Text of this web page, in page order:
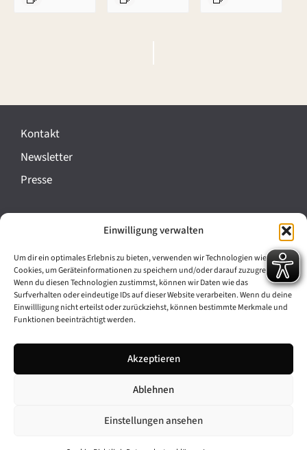
Einwilligung verwalten
Um dir ein optimales Erlebnis zu bieten, verwenden wir Technologien wie
Cookies, um Geräteinformationen zu speichern und/oder darauf zuzugreifen.
Wenn du diesen Technologien zustimmst, können wir Daten wie das
Surfverhalten oder eindeutige IDs auf dieser Website verarbeiten. Wenn du deine
Einwillligung nicht erteilst oder zurückziehst, können bestimmte Merkmale und
Funktionen beeinträchtigt werden.
Akzeptieren
Ablehnen
Einstellungen ansehen
e
a
n
t
l
t
u
g
-
Kontakt
Newsletter
Presse
Cookie-Richtlinie (EU)
Barrierefreiheit